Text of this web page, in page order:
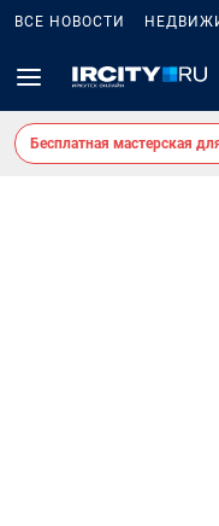
ВСЕ НОВОСТИ
Бесплатная мастерская